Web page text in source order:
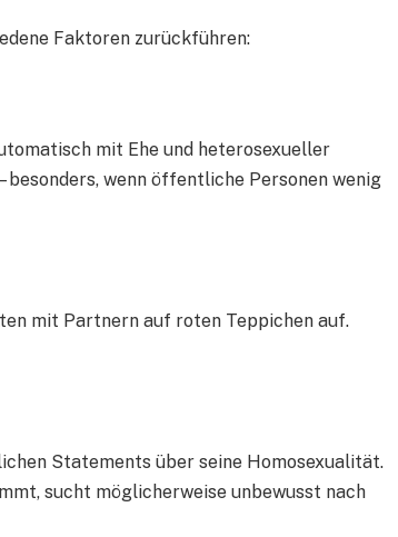
Faktoren zurückführen:
mit Ehe und heterosexueller
besonders, wenn öffentliche Personen wenig
mit Partnern auf roten Teppichen auf.
Statements über seine Homosexualität.
sucht möglicherweise unbewusst nach